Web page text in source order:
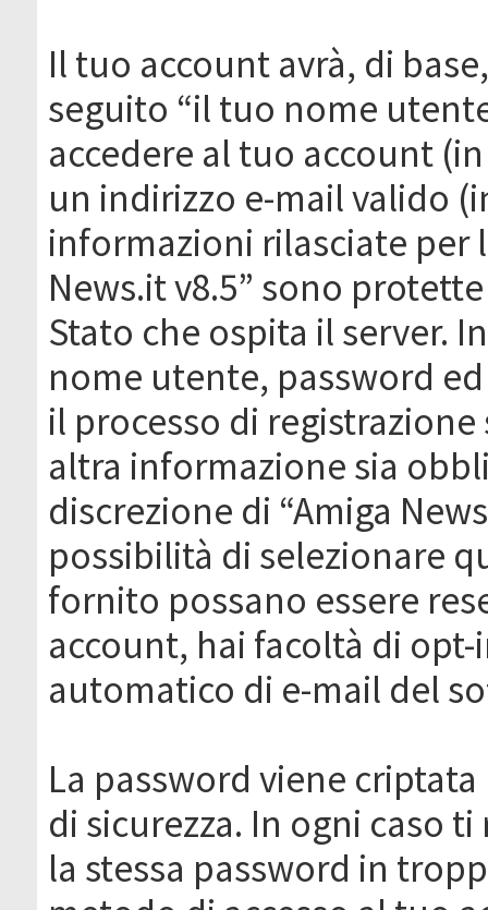
Il tuo account avrà, di
seguito “il tuo nome
accedere al tuo account
un indirizzo e-mail valido
informazioni rilasciate per
News.it v8.5” sono
Stato che ospita il server.
nome utente, password
il processo di registrazione
altra informazione sia
discrezione di “Amiga
possibilità di selezionare
fornito possano essere
account, hai facoltà di
automatico di e-mail del
La password viene
di sicurezza. In ogni caso
la stessa password in